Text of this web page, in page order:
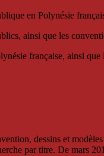
en Polynésie
ainsi que les
française, ainsi
dessins et
par titre. De mars